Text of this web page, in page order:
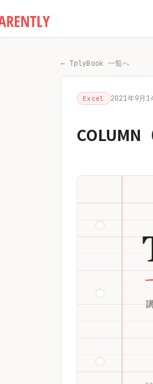
← TplyBook 一覧へ
Excel 2021年9月
COLUMN